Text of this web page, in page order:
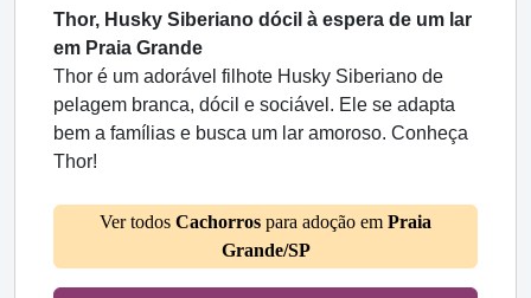
Thor, Husky Siberiano dócil à espera de um lar
em Praia Grande
Thor é um adorável filhote Husky Siberiano de
pelagem branca, dócil e sociável. Ele se adapta
bem a famílias e busca um lar amoroso. Conheça
Thor!
Ver todos Cachorros para adoção em Praia
Grande/SP